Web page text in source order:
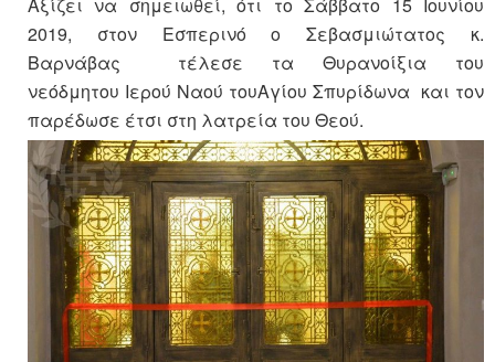
2019, στον Εσπερινό ο Σεβασμιώτατος κ.
Βαρνάβας τέλεσε τα Θυρανοίξια του
νεόδμητου Ιερού Ναού τουΑγίου Σπυρίδωνα και τον
παρέδωσε έτσι στη λατρεία του Θεού.